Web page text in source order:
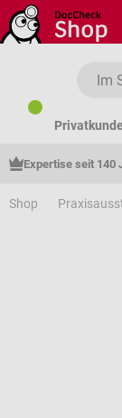
Zum Hauptinhalt
Expertise seit 140
Shop